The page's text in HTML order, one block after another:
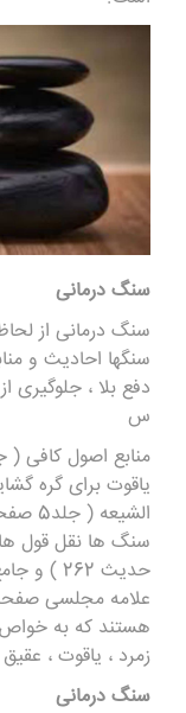
سنگ درمانی
سنگ درمانی از
سنگها احادیث و
دفع بلا ، جلوگیری
س
یاقوت برای گره
هستند که به خواص
زمرد ، یاقوت ،
سنگ درمانی